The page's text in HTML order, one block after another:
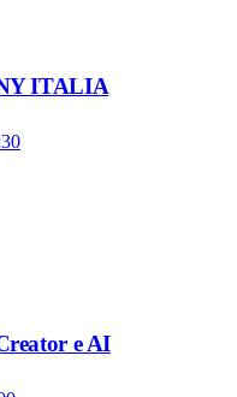
ITALIA
e AI